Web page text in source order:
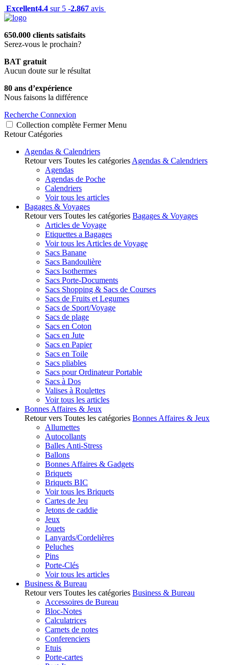
Excellent4.4 sur 5 -2.867 avis
650.000 clients satisfaits
Serez-vous le prochain?
BAT gratuit
Aucun doute sur le résultat
80 ans d’expérience
Nous faisons la différence
Recherche Connexion
Collection complète Fermer Menu
Retour Catégories
Agendas & Calendriers
Retour vers Toutes les catégories Agendas & Calendriers
Agendas
Agendas de Poche
Calendriers
Voir tous les articles
Bagages & Voyages
Retour vers Toutes les catégories Bagages & Voyages
Articles de Voyage
Etiquettes a Bagages
Voir tous les Articles de Voyage
Sacs Banane
Sacs Bandoulière
Sacs Isothermes
Sacs Porte-Documents
Sacs Shopping & Sacs de Courses
Sacs de Fruits et Legumes
Sacs de Sport/Voyage
Sacs de plage
Sacs en Coton
Sacs en Jute
Sacs en Papier
Sacs en Toile
Sacs pliables
Sacs pour Ordinateur Portable
Sacs à Dos
Valises à Roulettes
Voir tous les articles
Bonnes Affaires & Jeux
Retour vers Toutes les catégories Bonnes Affaires & Jeux
Allumettes
Autocollants
Balles Anti-Stress
Ballons
Bonnes Affaires & Gadgets
Briquets
Briquets BIC
Voir tous les Briquets
Cartes de Jeu
Jetons de caddie
Jeux
Jouets
Lanyards/Cordelières
Peluches
Pins
Porte-Clés
Voir tous les articles
Business & Bureau
Retour vers Toutes les catégories Business & Bureau
Accessoires de Bureau
Bloc-Notes
Calculatrices
Carnets de notes
Conferenciers
Etuis
Porte-cartes